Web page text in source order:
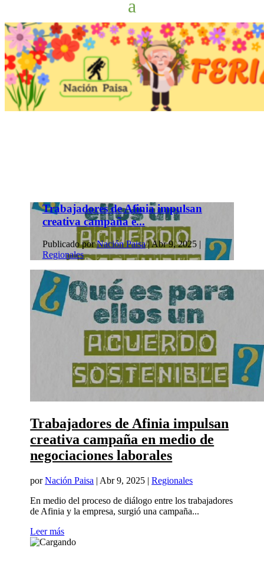
Trabajadores de Afinia impulsan
creativa campaña e...
Publicado porNación Paisa|Abr 9, 2025|
Regionales
Trabajadores de Afinia impulsan
creativa campaña en medio de
negociaciones laborales
porNación Paisa | Abr 9, 2025 |Regionales
En medio del proceso de diálogo entre los trabajadores
de Afinia y la empresa, surgió una campaña...
Leer más